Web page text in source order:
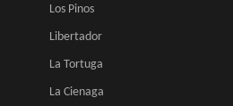
Los Pinos
Libertador
La Tortuga
La Cienaga